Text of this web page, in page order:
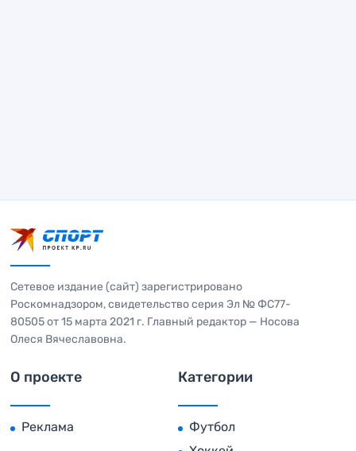
Сетевое издание (сайт) зарегистрировано
Роскомнадзором, свидетельство серия Эл № ФС77-
80505 от 15 марта 2021 г. Главный редактор — Носова
Олеся Вячеславовна.
О проекте
Реклама
Категории
Футбол